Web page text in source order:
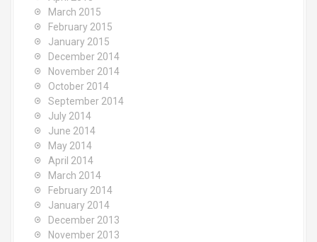
March 2015
February 2015
January 2015
December 2014
November 2014
October 2014
September 2014
July 2014
June 2014
May 2014
April 2014
March 2014
February 2014
January 2014
December 2013
November 2013